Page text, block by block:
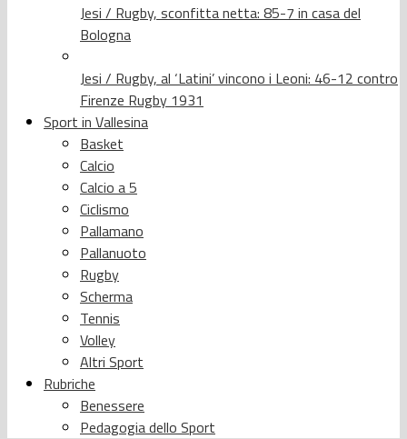
Jesi / Rugby, sconfitta netta: 85-7 in casa del
Bologna
Jesi / Rugby, al ‘Latini’ vincono i Leoni: 46-12 contro
Firenze Rugby 1931
Sport in Vallesina
Basket
Calcio
Calcio a 5
Ciclismo
Pallamano
Pallanuoto
Rugby
Scherma
Tennis
Volley
Altri Sport
Rubriche
Benessere
Pedagogia dello Sport